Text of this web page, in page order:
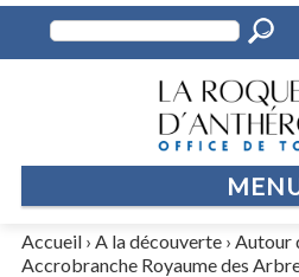
Accueil› A la découverte› Autour
Accrobranche Royaume des